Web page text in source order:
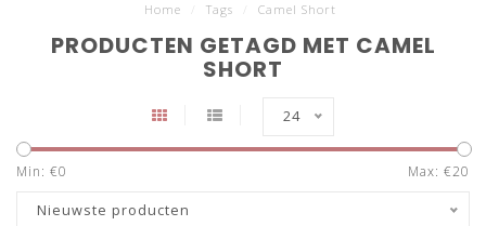
Home Tags Camel Short
PRODUCTEN GETAGD MET CAMEL
SHORT
24
Min: €0 Max: €20
Nieuwste producten